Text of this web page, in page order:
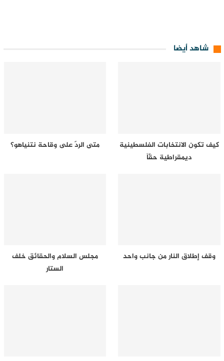
شاهد أيضا
كيف تكون الانتخابات الفلسطينية
ديمقراطية حقّاً
متى الردّ على وقاحة نتنياهو؟
وقف إطلاق النار من جانب واحد
مجلس السلام والحقائق خلف
الستار